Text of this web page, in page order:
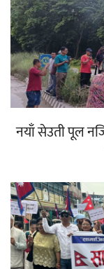
नयाँ सेउती पूल